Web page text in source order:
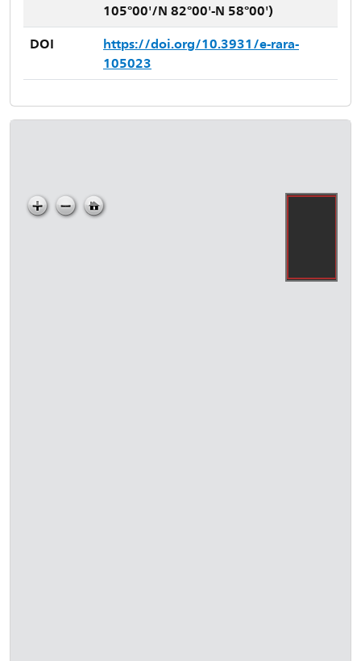
105°00'/N 82°00'-N 58°00')
DOI
https://doi.org/10.3931/e-rara-
105023